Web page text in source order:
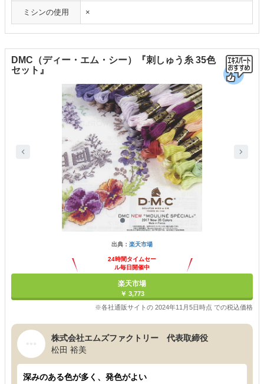
ミシンの使用 ×
DMC（ディー・エム・シー）『刺しゅう糸 35色
セット』
出典： 楽天市場
24時間タイムセー
ル毎日開催中
楽天市場
￥ 3,773
※各社通販サイトの 2024年11月5日時点 での税込価格
株式会社エムズファクトリー 代表取締役
松田 裕美
深みのある色が多く、発色がよい